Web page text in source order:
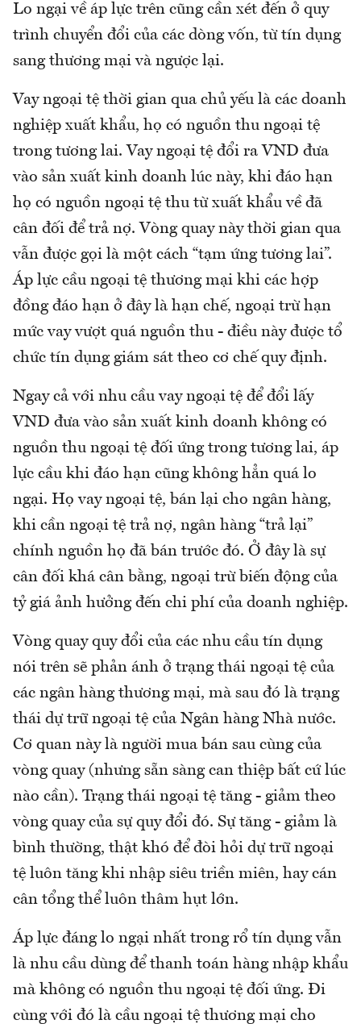
Lo ngại về áp lực trên cũng cần xét đến ở quy
trình chuyển đổi của các dòng vốn, từ tín dụng
sang thương mại và ngược lại.
Vay ngoại tệ thời gian qua chủ yếu là các doanh
nghiệp xuất khẩu, họ có nguồn thu ngoại tệ
trong tương lai. Vay ngoại tệ đổi ra VND đưa
vào sản xuất kinh doanh lúc này, khi đáo hạn
họ có nguồn ngoại tệ thu từ xuất khẩu về đã
cân đối để trả nợ. Vòng quay này thời gian qua
vẫn được gọi là một cách “tạm ứng tương lai”.
Áp lực cầu ngoại tệ thương mại khi các hợp
đồng đáo hạn ở đây là hạn chế, ngoại trừ hạn
mức vay vượt quá nguồn thu - điều này được tổ
chức tín dụng giám sát theo cơ chế quy định.
Ngay cả với nhu cầu vay ngoại tệ để đổi lấy
VND đưa vào sản xuất kinh doanh không có
nguồn thu ngoại tệ đối ứng trong tương lai, áp
lực cầu khi đáo hạn cũng không hẳn quá lo
ngại. Họ vay ngoại tệ, bán lại cho ngân hàng,
khi cần ngoại tệ trả nợ, ngân hàng “trả lại”
chính nguồn họ đã bán trước đó. Ở đây là sự
cân đối khá cân bằng, ngoại trừ biến động của
tỷ giá ảnh hưởng đến chi phí của doanh nghiệp.
Vòng quay quy đổi của các nhu cầu tín dụng
nói trên sẽ phản ánh ở trạng thái ngoại tệ của
các ngân hàng thương mại, mà sau đó là trạng
thái dự trữ ngoại tệ của Ngân hàng Nhà nước.
Cơ quan này là người mua bán sau cùng của
vòng quay (nhưng sẵn sàng can thiệp bất cứ lúc
nào cần). Trạng thái ngoại tệ tăng - giảm theo
vòng quay của sự quy đổi đó. Sự tăng - giảm là
bình thường, thật khó để đòi hỏi dự trữ ngoại
tệ luôn tăng khi nhập siêu triền miên, hay cán
cân tổng thể luôn thâm hụt lớn.
Áp lực đáng lo ngại nhất trong rổ tín dụng vẫn
là nhu cầu dùng để thanh toán hàng nhập khẩu
mà không có nguồn thu ngoại tệ đối ứng. Đi
cùng với đó là cầu ngoại tệ thương mại cho